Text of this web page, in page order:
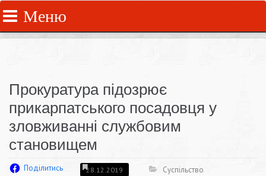
Меню
Прокуратура підозрює
прикарпатського посадовця у
зловживанні службовим
становищем
Поділитись 28.12.2019 Суспільство